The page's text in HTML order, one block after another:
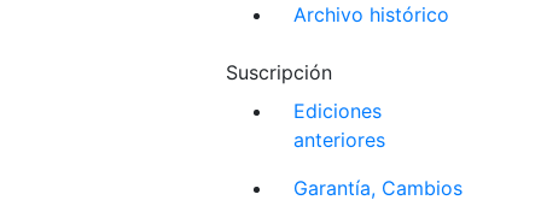
Archivo histórico
Suscripción
Ediciones
anteriores
Garantía, Cambios